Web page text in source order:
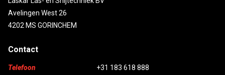
Avelingen West 26
4202 MS GORINCHEM
Contact
Telefoon
+31 183 618 888